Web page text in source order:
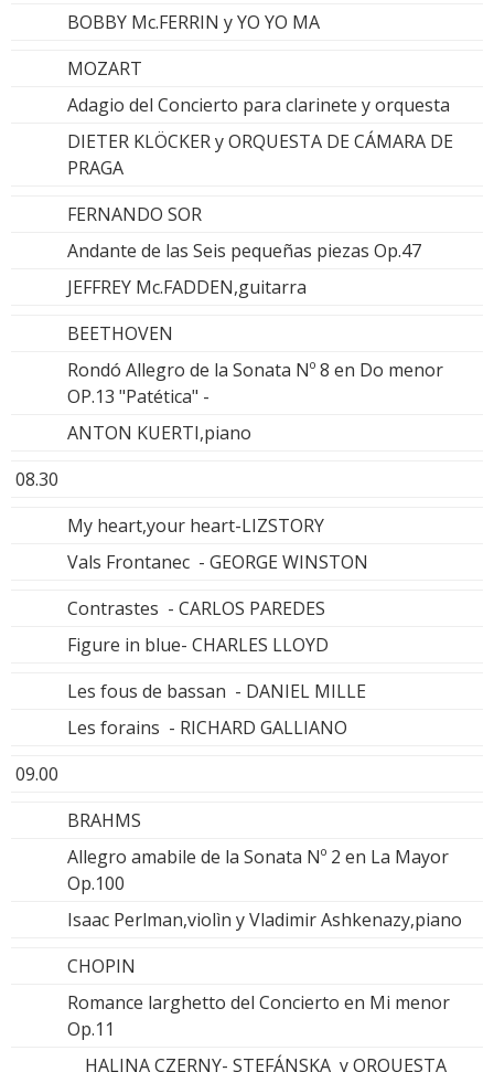
BOBBY Mc.FERRIN y YO YO MA
MOZART
Adagio del Concierto para clarinete y orquesta
DIETER KLÖCKER y ORQUESTA DE CÁMARA DE
PRAGA
FERNANDO SOR
Andante de las Seis pequeñas piezas Op.47
JEFFREY Mc.FADDEN,guitarra
BEETHOVEN
Rondó Allegro de la Sonata Nº 8 en Do menor
OP.13 "Patética" -
ANTON KUERTI,piano
08.30
My heart,your heart-LIZSTORY
Vals Frontanec - GEORGE WINSTON
Contrastes - CARLOS PAREDES
Figure in blue- CHARLES LLOYD
Les fous de bassan - DANIEL MILLE
Les forains - RICHARD GALLIANO
09.00
BRAHMS
Allegro amabile de la Sonata Nº 2 en La Mayor
Op.100
Isaac Perlman,violìn y Vladimir Ashkenazy,piano
CHOPIN
Romance larghetto del Concierto en Mi menor
Op.11
HALINA CZERNY- STEFÁNSKA y ORQUESTA